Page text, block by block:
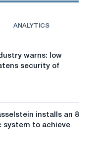
ANALYTICS
warns: low
security of
installs an 8
system to achieve